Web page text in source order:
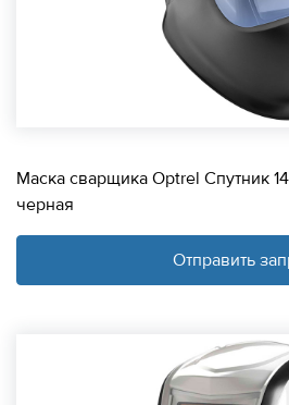
Маска сварщика Optrel Спутник
черная
Отправить